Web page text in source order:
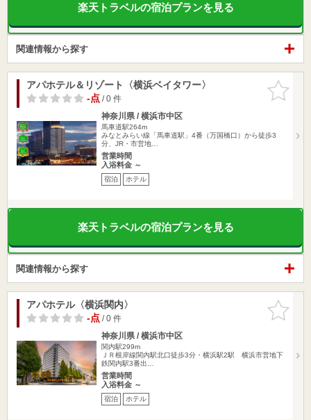
楽天トラベルの宿泊プランを見る
関連情報から探す
お気に入
りに追加
アパホテル＆リゾート〈横浜ベイタワー〉
-点/ 0 件
神奈川県 / 横浜市中区
馬車道駅264m
みなとみらい線「馬車道駅」4番（万国橋口）から徒歩3
分、JR・市営地…
営業時間
入浴料金 ～
宿泊 ホテル
楽天トラベルの宿泊プランを見る
関連情報から探す
お気に入
りに追加
アパホテル〈横浜関内〉
-点/ 0 件
神奈川県 / 横浜市中区
関内駅299m
ＪＲ根岸線関内駅北口徒歩3分・横浜駅2駅 横浜市営地下
鉄関内駅3番出…
営業時間
入浴料金 ～
宿泊 ホテル